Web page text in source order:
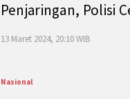
Penjaringan, Polisi
13 Maret 2024, 20:10 WIB
Nasional